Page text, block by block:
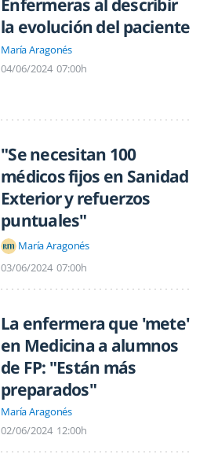
Enfermeras al describir
la evolución del paciente
María Aragonés
04/06/2024 07:00h
"Se necesitan 100
médicos fijos en Sanidad
Exterior y refuerzos
puntuales"
María Aragonés
03/06/2024 07:00h
La enfermera que 'mete'
en Medicina a alumnos
de FP: "Están más
preparados"
María Aragonés
02/06/2024 12:00h